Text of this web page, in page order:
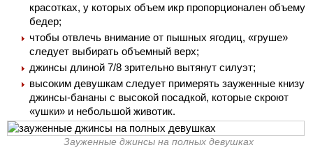
красотках, у которых объем икр пропорционален объему
бедер;
чтобы отвлечь внимание от пышных ягодиц, «груше»
следует выбирать объемный верх;
джинсы длиной 7/8 зрительно вытянут силуэт;
высоким девушкам следует примерять зауженные книзу
джинсы-бананы с высокой посадкой, которые скроют
«ушки» и небольшой животик.
Зауженные джинсы на полных девушках